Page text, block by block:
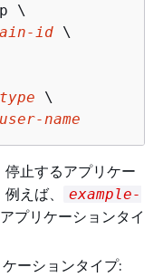
\
id \
\
name
停止するアプリケー
えば、
example-
プリケーションタイ
ーションタイプ: